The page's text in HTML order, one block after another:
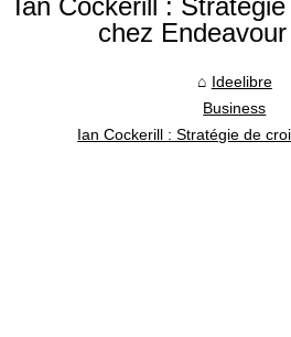
Ian Cockerill :
chez
Ideelibre
Business
Ian Cockerill : Stratégie de